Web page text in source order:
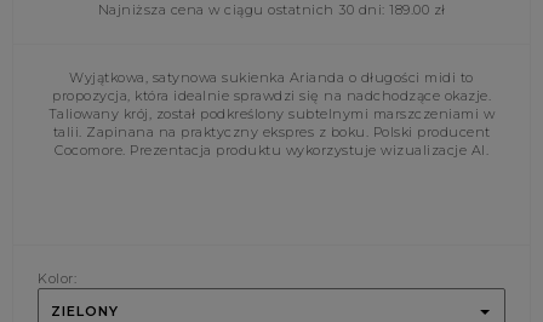
Najniższa cena w ciągu ostatnich 30 dni: 189.00 zł
Wyjątkowa, satynowa sukienka Arianda o długości midi to
propozycja, która idealnie sprawdzi się na nadchodzące okazje.
Taliowany krój, został podkreślony subtelnymi marszczeniami w
talii. Zapinana na praktyczny ekspres z boku. Polski producent
Cocomore. Prezentacja produktu wykorzystuje wizualizacje AI.
Kolor:
ZIELONY